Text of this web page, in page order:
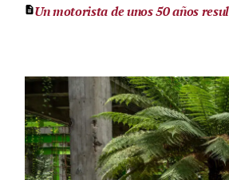
Un motorista de unos 50 años